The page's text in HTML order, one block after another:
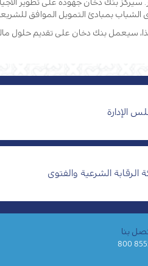
سيركز بنك دخان جهوده على تطوير
الشباب بمبادئ التمويل الموافق
سيعمل بنك دخان على تقديم حلول
الإدارة
الرقابة الشرعية والفتوى
بنا
8555